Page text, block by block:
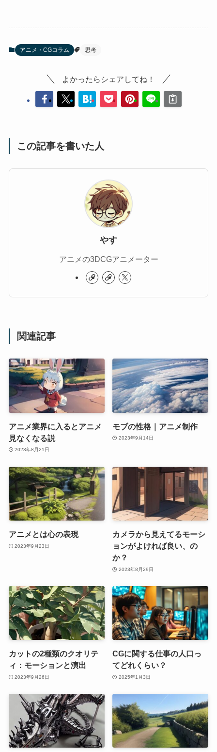
アニメ・CGコラム 思考
よかったらシェアしてね！
この記事を書いた人
やす
アニメの3DCGアニメーター
関連記事
アニメ業界に入るとアニメ
見なくなる説
2023年8月21日
モブの性格｜アニメ制作
2023年9月14日
アニメとは心の表現
2023年9月23日
カメラから見えてるモーシ
ョンがよければ良い、の
か？
2023年8月29日
カットの2種類のクオリテ
ィ：モーションと演出
2023年9月26日
CGに関する仕事の人口っ
てどれくらい？
2025年1月3日